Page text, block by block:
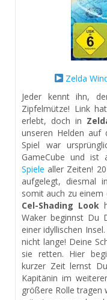
Zelda
Jeder kennt ihn,
Zipfelmütze! Link
erlebt, doch in
unseren Helden auf
Spiel war
GameCube und ist
Spiele aller Zeiten!
aufgelegt, diesmal
somit auch zu einem
Cel-Shading Look
Waker beginnst Du
einer idyllischen
nicht lange! Deine
sie retten. Hier
kurzer Zeit lernst
Kapitänin im
größere Rolle tragen